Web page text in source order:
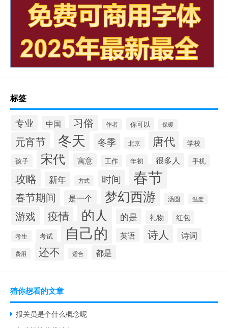
标签
专业 中国 习俗 作者 你可以 保暖
元宵节 冬天 冬季 北京 唐代 学校
孩子 宋代 寓意 工作 年初 很多人 手机
攻略 新年 方式 时间 春节
春节期间 是一个 梦幻西游 汤圆 温度
游戏 疫情 的人 的是 礼物 红包
考生 考试 自己的 英语 诗人 诗词
费用 还不 适合 都是
猜你想看的文章
报关员是个什么概念呢